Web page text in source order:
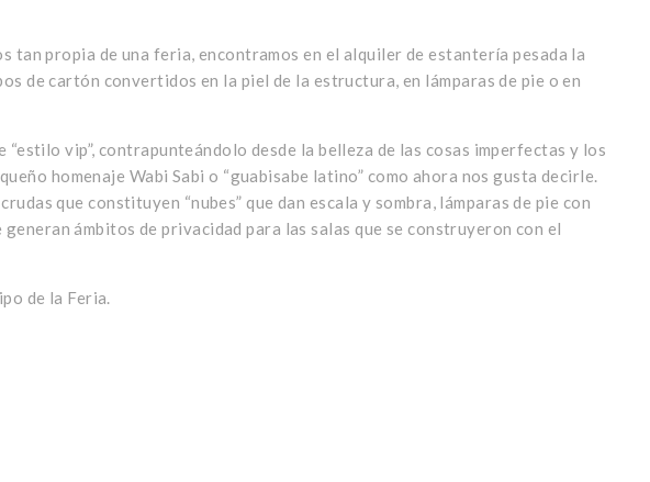
tan propia de una feria, encontramos en el alquiler de estantería pesada la
de cartón convertidos en la piel de la estructura, en lámparas de pie o en
vip”, contrapunteándolo desde la belleza de las cosas imperfectas y los
homenaje Wabi Sabi o “guabisabe latino” como ahora nos gusta decirle.
que constituyen “nubes” que dan escala y sombra, lámparas de pie con
ámbitos de privacidad para las salas que se construyeron con el
de la Feria.